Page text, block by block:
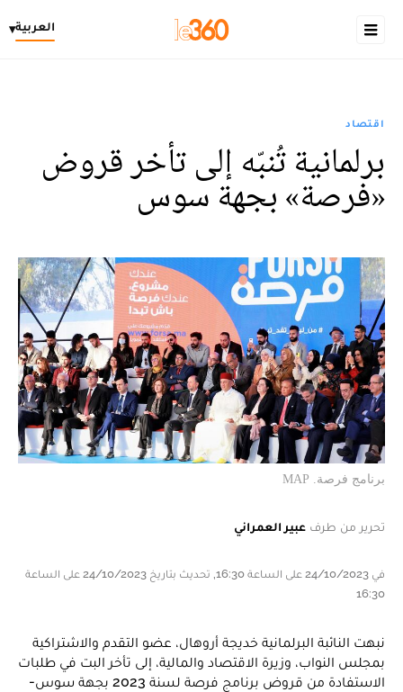
العربية▾
اقتصاد
برلمانية تُنبّه إلى تأخر قروض
«فرصة» بجهة سوس
برنامج فرصة. MAP
تحرير من طرف عبير العمراني
في 24/10/2023 على الساعة 16:30, تحديث بتاريخ 24/10/2023 على الساعة
16:30
نبهت النائبة البرلمانية خديجة أروهال، عضو التقدم والاشتراكية
بمجلس النواب، وزيرة الاقتصاد والمالية، إلى تأخر البت في طلبات
الاستفادة من قروض برنامج فرصة لسنة 2023 بجهة سوس-